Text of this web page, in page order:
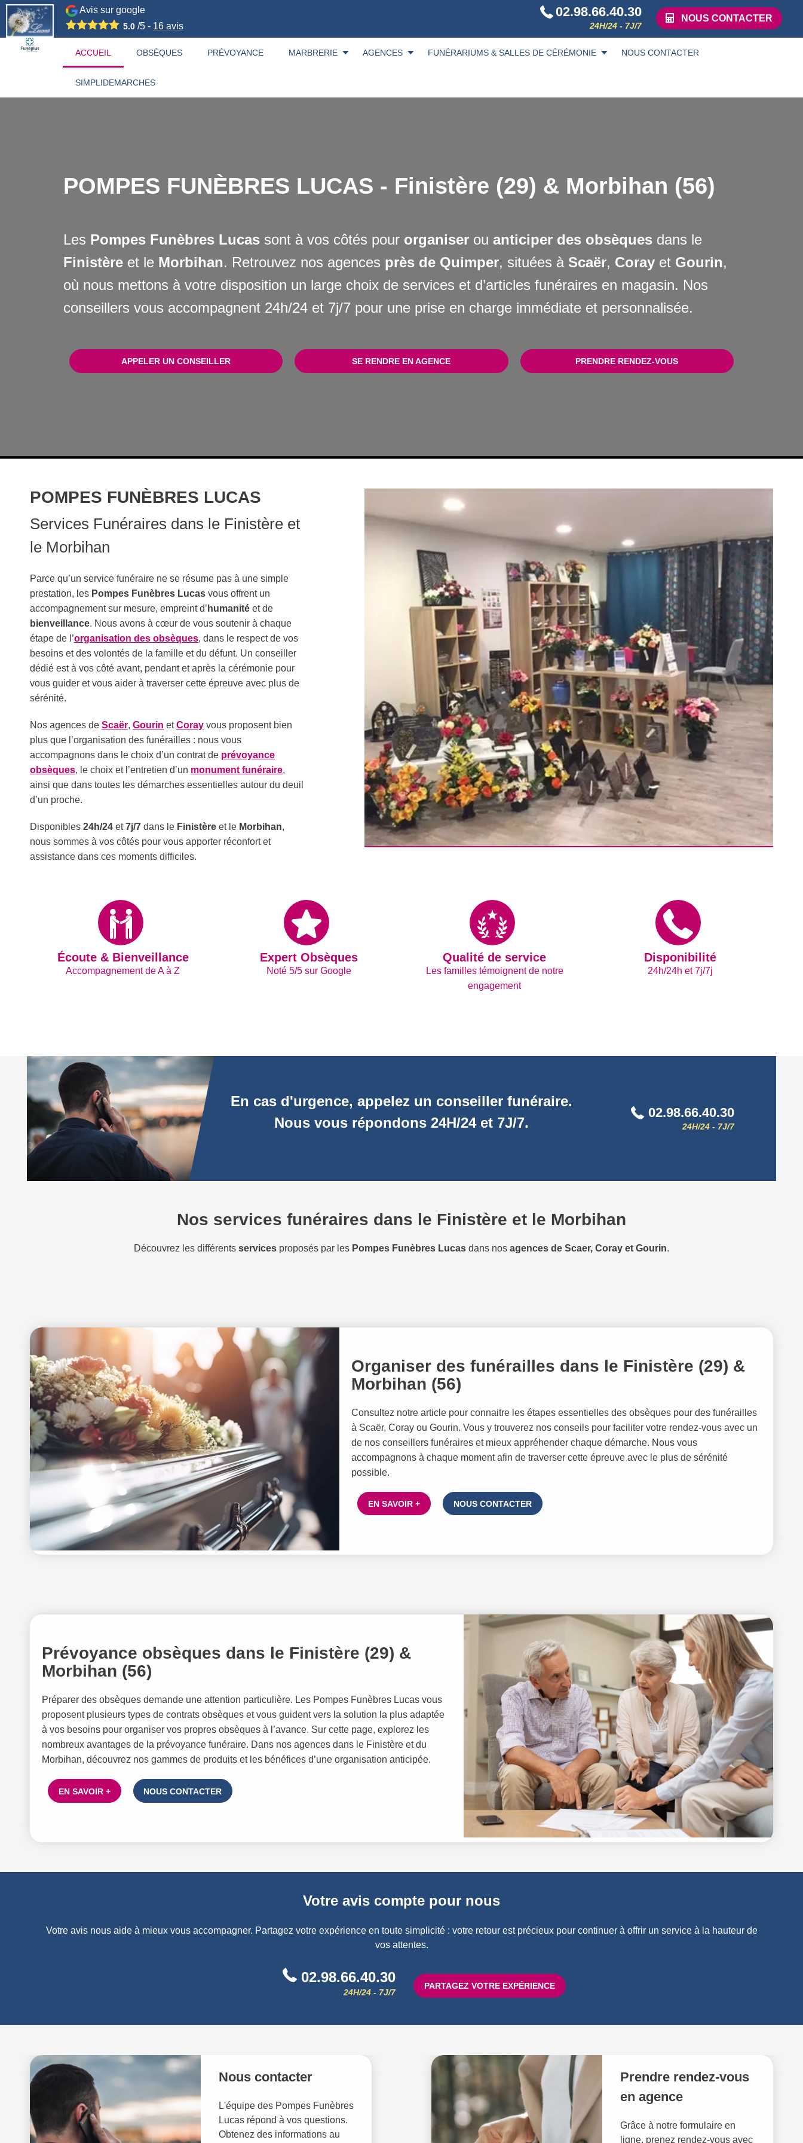
Avis sur google
5.0 /5 - 16 avis
02.98.66.40.30
24H/24 - 7J/7
NOUS CONTACTER
ACCUEIL OBSÈQUES PRÉVOYANCE MARBRERIE AGENCES FUNÉRARIUMS & SALLES DE CÉRÉMONIE NOUS CONTACTER
SIMPLIDEMARCHES
POMPES FUNÈBRES LUCAS - Finistère (29) & Morbihan (56)
Les Pompes Funèbres Lucas sont à vos côtés pour organiser ou anticiper des obsèques dans le
Finistère et le Morbihan. Retrouvez nos agences près de Quimper, situées à Scaër, Coray et Gourin,
où nous mettons à votre disposition un large choix de services et d’articles funéraires en magasin. Nos
conseillers vous accompagnent 24h/24 et 7j/7 pour une prise en charge immédiate et personnalisée.
APPELER UN CONSEILLER SE RENDRE EN AGENCE PRENDRE RENDEZ-VOUS
Écoute & Bienveillance
Accompagnement de A à Z
Expert Obsèques
Noté 5/5 sur Google
Qualité de service
Les familles témoignent de notre
engagement
Disponibilité
24h/24h et 7j/7j
POMPES FUNÈBRES LUCAS
Services Funéraires dans le Finistère et
le Morbihan
Parce qu’un service funéraire ne se résume pas à une simple
prestation, les Pompes Funèbres Lucas vous offrent un
accompagnement sur mesure, empreint d’ humanité et de
bienveillance. Nous avons à cœur de vous soutenir à chaque
étape de l’organisation des obsèques, dans le respect de vos
besoins et des volontés de la famille et du défunt. Un conseiller
dédié est à vos côté avant, pendant et après la cérémonie pour
vous guider et vous aider à traverser cette épreuve avec plus de
sérénité.
Nos agences de Scaër, Gourin etCoray vous proposent bien
plus que l’organisation des funérailles : nous vous
accompagnons dans le choix d’un contrat de prévoyance
obsèques, le choix et l’entretien d’un monument funéraire,
ainsi que dans toutes les démarches essentielles autour du deuil
d’un proche.
Disponibles 24h/24 et7j/7 dans le Finistère et le Morbihan,
nous sommes à vos côtés pour vous apporter réconfort et
assistance dans ces moments difficiles.
En cas d'urgence, appelez un conseiller funéraire.
Nous vous répondons 24H/24 et 7J/7.
02.98.66.40.30
24H/24 - 7J/7
Nos services funéraires dans le Finistère et le Morbihan
Découvrez les différents services proposés par les Pompes Funèbres Lucas dans nos agences de Scaer, Coray et Gourin.
Organiser des funérailles dans le Finistère (29) &
Morbihan (56)
Consultez notre article pour connaitre les étapes essentielles des obsèques pour des funérailles
à Scaër, Coray ou Gourin. Vous y trouverez nos conseils pour faciliter votre rendez-vous avec un
de nos conseillers funéraires et mieux appréhender chaque démarche. Nous vous
accompagnons à chaque moment afin de traverser cette épreuve avec le plus de sérénité
possible.
EN SAVOIR + NOUS CONTACTER
Prévoyance obsèques dans le Finistère (29) &
Morbihan (56)
Préparer des obsèques demande une attention particulière. Les Pompes Funèbres Lucas vous
proposent plusieurs types de contrats obsèques et vous guident vers la solution la plus adaptée
à vos besoins pour organiser vos propres obsèques à l’avance. Sur cette page, explorez les
nombreux avantages de la prévoyance funéraire. Dans nos agences dans le Finistère et du
Morbihan, découvrez nos gammes de produits et les bénéfices d’une organisation anticipée.
EN SAVOIR + NOUS CONTACTER
Votre avis compte pour nous
Votre avis nous aide à mieux vous accompagner. Partagez votre expérience en toute simplicité : votre retour est précieux pour continuer à offrir un service à la hauteur de
vos attentes.
02.98.66.40.30
24H/24 - 7J/7
PARTAGEZ VOTRE EXPÉRIENCE
Nous contacter
L'équipe des Pompes Funèbres
Lucas répond à vos questions.
Obtenez des informations au
Prendre rendez-vous
en agence
Grâce à notre formulaire en
ligne, prenez rendez-vous avec